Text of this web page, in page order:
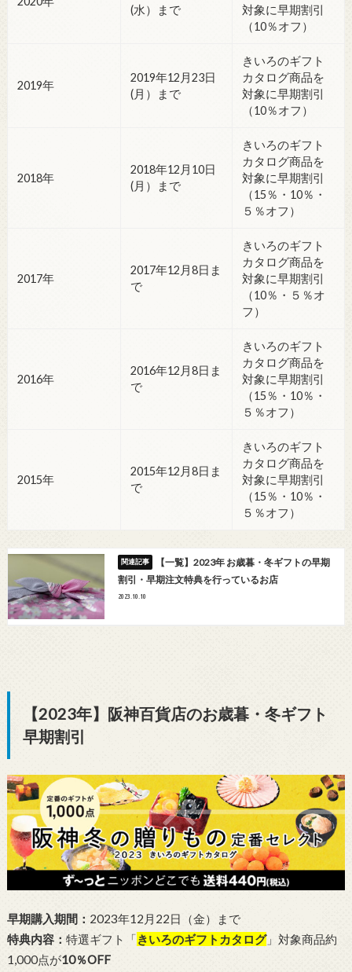
(水）まで
対象に早期割引
（10％オフ）
2019年
2019年12月23日
(月）まで
きいろのギフト
カタログ商品を
対象に早期割引
（10％オフ）
2018年
2018年12月10日
(月）まで
きいろのギフト
カタログ商品を
対象に早期割引
（15％・10％・
５％オフ）
2017年
2017年12月8日ま
で
きいろのギフト
カタログ商品を
対象に早期割引
（10％・５％オ
フ）
2016年
2016年12月8日ま
で
きいろのギフト
カタログ商品を
対象に早期割引
（15％・10％・
５％オフ）
2015年
2015年12月8日ま
で
きいろのギフト
カタログ商品を
対象に早期割引
（15％・10％・
５％オフ）
【一覧】2023年 お歳暮・冬ギフトの早期
割引・早期注文特典を行っているお店
2023.10.10
【2023年】阪神百貨店のお歳暮・冬ギフト
早期割引
早期購入期間： 2023年12月22日（金）まで
特典内容： 特選ギフト「きいろのギフトカタログ」対象商品約
1,000点が10％OFF